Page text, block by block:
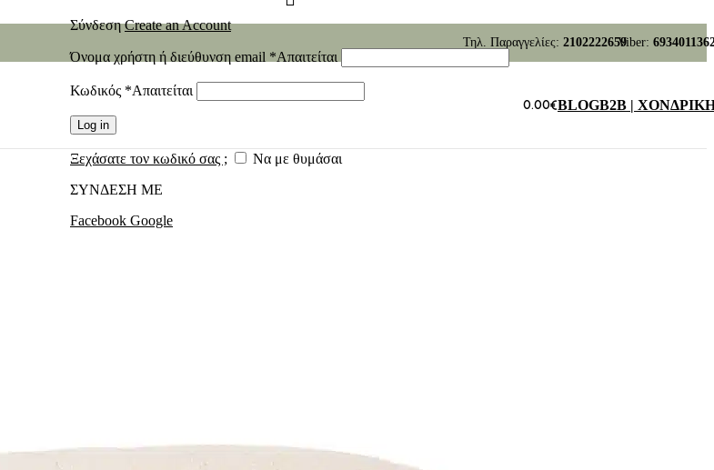
Τηλ. Παραγγελίες: 2102222659Viber:
ΣύνδεσηCreate an Account
Όνομα χρήστη ή διεύθυνση email *Απαιτείται
Κωδικός *Απαιτείται
Log in
Ξεχάσατε τον κωδικό σας ;
Να με θυμάσαι
ΣΥΝΔΕΣΗ ΜΕ
Facebook Google
0.00€BLOGB2B |